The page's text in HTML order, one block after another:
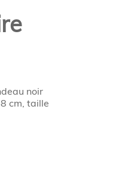
noir
cm, taille